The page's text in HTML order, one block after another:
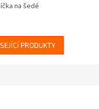
na šedé
PRODUKTY